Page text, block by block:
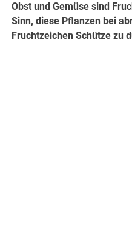
Obst und Gemüse sind
Sinn, diese Pflanzen bei
Fruchtzeichen Schütze zu